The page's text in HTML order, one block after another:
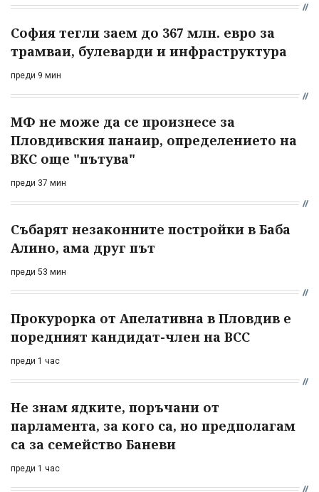
София тегли заем до 367 млн. евро за
трамваи, булеварди и инфраструктура
преди 9 мин
МФ не може да се произнесе за
Пловдивския панаир, определението на
ВКС още "пътува"
преди 37 мин
Събарят незаконните постройки в Баба
Алино, ама друг път
преди 53 мин
Прокурорка от Апелативна в Пловдив е
поредният кандидат-член на ВСС
преди 1 час
Не знам ядките, поръчани от
парламента, за кого са, но предполагам
са за семейство Баневи
преди 1 час